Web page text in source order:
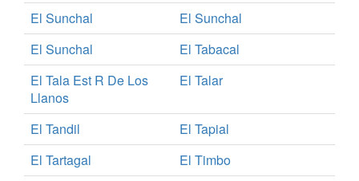
El Sunchal
El Sunchal
El Sunchal
El Tabacal
El Tala Est R De Los
Llanos
El Talar
El Tandil
El Tapial
El Tartagal
El Timbo